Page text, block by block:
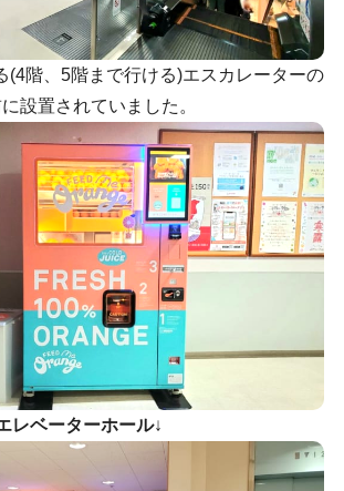
(4階、5階まで行ける)エスカレーターの
設置されていました。
レベーターホール↓